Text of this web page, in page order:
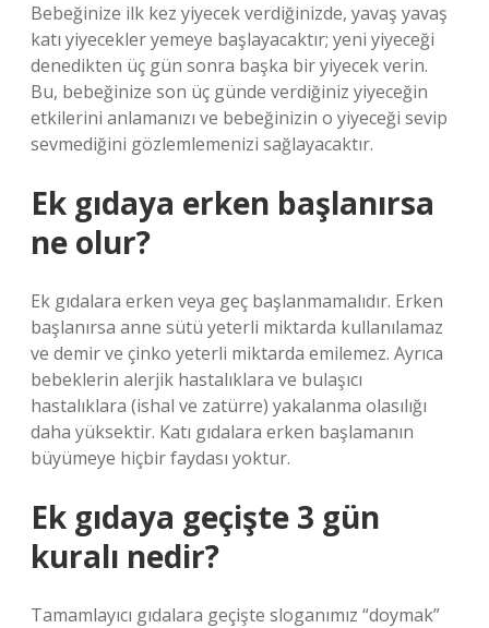
Bebeğinize ilk kez yiyecek verdiğinizde, yavaş yavaş
katı yiyecekler yemeye başlayacaktır; yeni yiyeceği
denedikten üç gün sonra başka bir yiyecek verin.
Bu, bebeğinize son üç günde verdiğiniz yiyeceğin
etkilerini anlamanızı ve bebeğinizin o yiyeceği sevip
sevmediğini gözlemlemenizi sağlayacaktır.
Ek gıdaya erken başlanırsa
ne olur?
Ek gıdalara erken veya geç başlanmamalıdır. Erken
başlanırsa anne sütü yeterli miktarda kullanılamaz
ve demir ve çinko yeterli miktarda emilemez. Ayrıca
bebeklerin alerjik hastalıklara ve bulaşıcı
hastalıklara (ishal ve zatürre) yakalanma olasılığı
daha yüksektir. Katı gıdalara erken başlamanın
büyümeye hiçbir faydası yoktur.
Ek gıdaya geçişte 3 gün
kuralı nedir?
Tamamlayıcı gıdalara geçişte sloganımız “doymak”